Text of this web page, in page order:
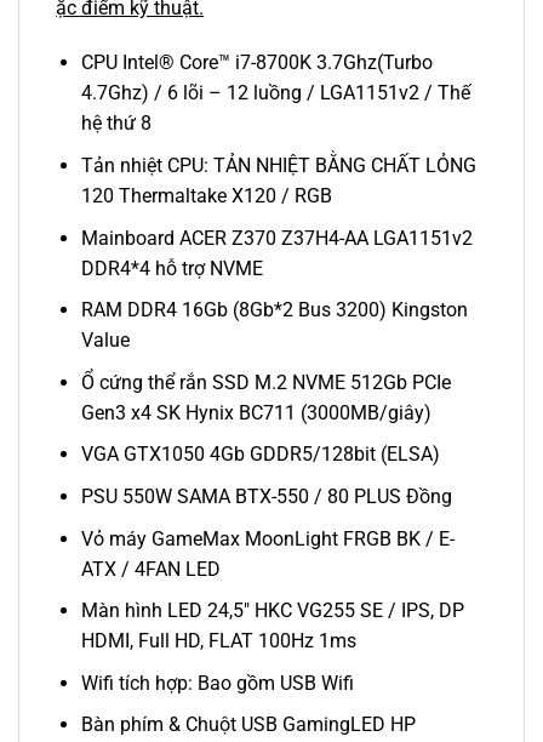
ặc điểm kỹ thuật.
CPU Intel® Core™ i7-8700K 3.7Ghz(Turbo
4.7Ghz) / 6 lõi – 12 luồng / LGA1151v2 / Thế
hệ thứ 8
Tản nhiệt CPU: TẢN NHIỆT BẰNG CHẤT LỎNG
120 Thermaltake X120 / RGB
Mainboard ACER Z370 Z37H4-AA LGA1151v2
DDR4*4 hỗ trợ NVME
RAM DDR4 16Gb (8Gb*2 Bus 3200) Kingston
Value
Ổ cứng thể rắn SSD M.2 NVME 512Gb PCIe
Gen3 x4 SK Hynix BC711 (3000MB/giây)
VGA GTX1050 4Gb GDDR5/128bit (ELSA)
PSU 550W SAMA BTX-550 / 80 PLUS Đồng
Vỏ máy GameMax MoonLight FRGB BK / E-
ATX / 4FAN LED
Màn hình LED 24,5″ HKC VG255 SE / IPS, DP
HDMI, Full HD, FLAT 100Hz 1ms
Wifi tích hợp: Bao gồm USB Wifi
Bàn phím & Chuột USB GamingLED HP